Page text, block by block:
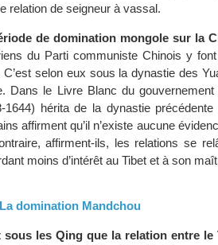
relation de seigneur à vassal.
de domination mongole sur la
du Parti communiste Chinois y
C’est selon eux sous la dynastie des
Dans le Livre Blanc du
1644) hérita de la dynastie
affirment qu’il n’existe aucune
affirment-ils, les relations se
moins d’intérêt au Tibet et à son
domination Mandchou
sous les Qing que la relation entre